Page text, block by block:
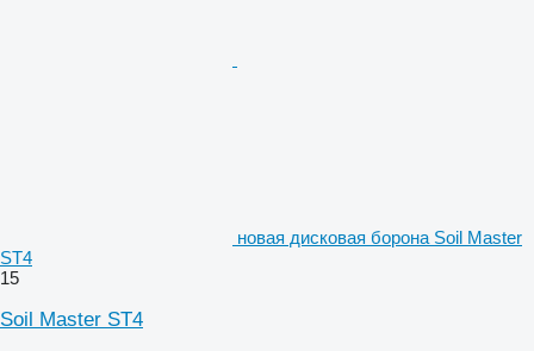
новая дисковая борона Soil Master
ST4
15
Soil Master ST4